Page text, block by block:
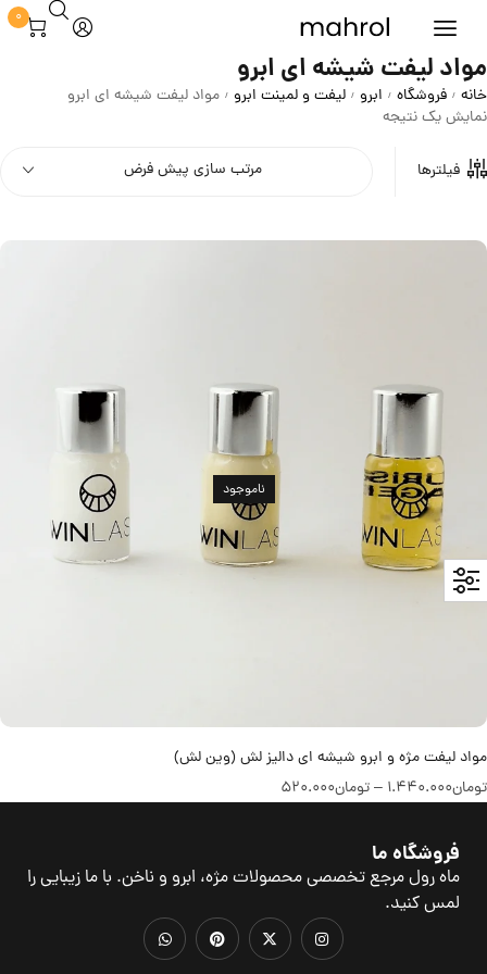
0
مواد لیفت شیشه ای ابرو
خانه / فروشگاه / ابرو / لیفت و لمینت ابرو / مواد لیفت شیشه ای ابرو
نمایش یک نتیجه
فیلترها مرتب سازی پیش فرض
ناموجود
مواد لیفت مژه و ابرو شیشه ای دالیز لش (وین لش)
تومان1.440.000
–تومان520.000
فروشگاه ما
ماه رول مرجع تخصصی محصولات مژه، ابرو و ناخن. با ما زیبایی را
لمس کنید.